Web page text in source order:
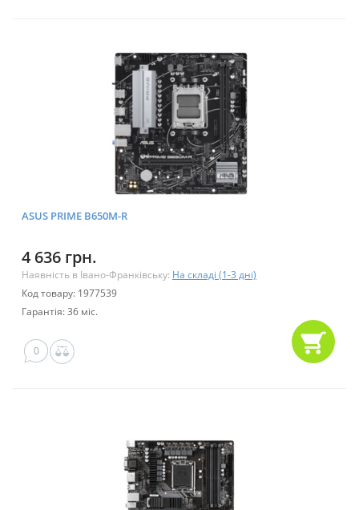
ASUS PRIME B650M-R
4 636 грн.
Наявність в Івано-Франківську: На складі (1-3 дні)
Код товару: 1977539
Гарантія: 36 міс.
0